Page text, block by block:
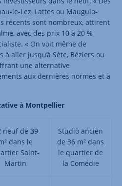
le-Lez, Lattes ou Mauguio-
récents sont nombreux, attirent
avec des prix 10 à 20 %
« On voit même de
aller jusqu’à Sète, Béziers ou
une alternative
aux dernières normes et à
à Montpellier
neuf de 39
dans le
Saint-
Martin
Studio ancien
de 36 m² dans
le quartier de
la Comédie